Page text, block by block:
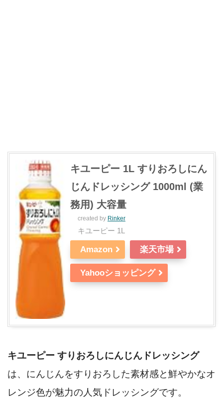
キユーピー 1L すりおろしにん
じんドレッシング 1000ml (業
務用) 大容量
created by Rinker
キユーピー 1L
Amazon 楽天市場
Yahooショッピング
キユーピー すりおろしにんじんドレッシング
は、にんじんをすりおろした素材感と鮮やかなオ
レンジ色が魅力の人気ドレッシングです。